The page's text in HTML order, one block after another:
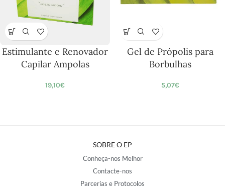
Estimulante e Renovador
Capilar Ampolas
19,10€
Gel de Própolis para
Borbulhas
5,07€
SOBRE O EP
Conheça-nos Melhor
Contacte-nos
Parcerias e Protocolos